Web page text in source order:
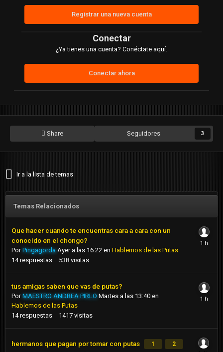
Registrar una nueva cuenta
Conectar
¿Ya tienes una cuenta? Conéctate aquí.
Conectar ahora
Share Seguidores 3
Ir a la lista de temas
Temas Relacionados
Que hacer cuando te encuentras cara a cara con un
conocido en el chongo?
PorPingagorda Ayer a las 16:22 en Hablemos de las Putas
14 respuestas 538 visitas
tus amigas saben que vas de putas?
PorMAESTRO ANDREA PIRLO Martes a las 13:40 en
Hablemos de las Putas
14 respuestas 1417 visitas
hermanos que pagan por tomar con putas 1 2